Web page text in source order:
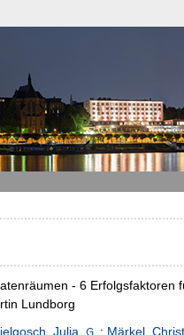
- 6 Erfolgsfaktoren
Lundborg
Julia ; Märkel,